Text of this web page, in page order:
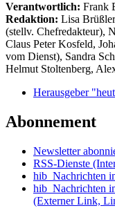
Verantwortlich: Frank
Redaktion: Lisa
(stellv. Chefredakteur),
Claus Peter Kosfeld,
vom Dienst), Sandra
Helmut Stoltenberg,
Herausgeber
Abonnement
Newsletter
RSS-Dienste
hib_Nachrichten
hib_Nachrichten
(Externer Link,